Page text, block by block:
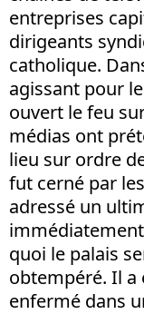
entreprises
dirigeants
catholique.
agissant pour
ouvert le feu
médias ont
lieu sur ordre
fut cerné par
adressé un
quoi le palais
obtempéré. Il a
enfermé dans